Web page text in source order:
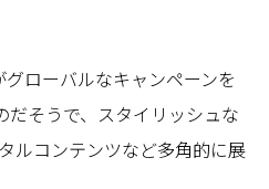
ローバルなキャンペーンを
そうで、スタイリッシュな
ルコンテンツなど多角的に展